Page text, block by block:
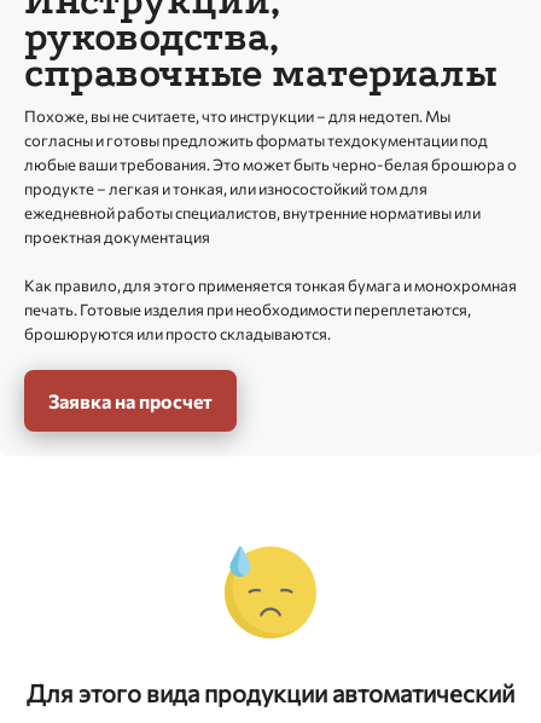
руководства,
справочные материалы
Похоже, вы не считаете, что инструкции – для недотеп. Мы
согласны и готовы предложить форматы техдокументации под
любые ваши требования. Это может быть черно-белая брошюра о
продукте – легкая и тонкая, или износостойкий том для
ежедневной работы специалистов, внутренние нормативы или
проектная документация
Как правило, для этого применяется тонкая бумага и монохромная
печать. Готовые изделия при необходимости переплетаются,
брошюруются или просто складываются.
Заявка на просчет
Для этого вида продукции автоматический